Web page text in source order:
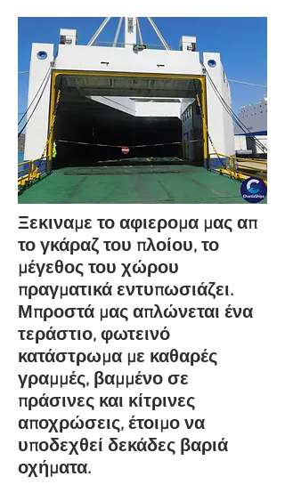
Ξεκιναμε το αφιερομα μας απ
το γκάραζ του πλοίου, το
μέγεθος του χώρου
πραγματικά εντυπωσιάζει.
Μπροστά μας απλώνεται ένα
τεράστιο, φωτεινό
κατάστρωμα με καθαρές
γραμμές, βαμμένο σε
πράσινες και κίτρινες
αποχρώσεις, έτοιμο να
υποδεχθεί δεκάδες βαριά
οχήματα.